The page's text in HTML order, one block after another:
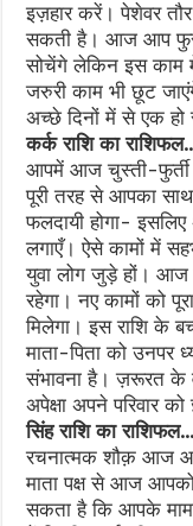
इज़हार करें। पेशेवर
सकती है। आज आप
सोचेंगे लेकिन इस
जरुरी काम भी छूट
अच्छे दिनों में से एक
कर्क राशि का
आपमें आज चुस्ती-
पूरी तरह से आपका साथ
फलदायी होगा-
लगाएँ। ऐसे कामों में
युवा लोग जुड़े हों। आज
रहेगा। नए कामों को
मिलेगा। इस राशि के
माता-पिता को उनपर
संभावना है। ज़रूरत के
अपेक्षा अपने परिवार
सिंह राशि का
रचनात्मक शौक़ आज
माता पक्ष से आज
सकता है कि आपके